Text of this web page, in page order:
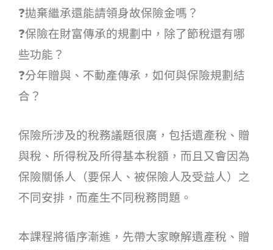
❓拋棄繼承還能請領身故保險金嗎？
❓保險在財富傳承的規劃中，除了節稅還有哪
些功能？
❓分年贈與、不動產傳承，如何與保險規劃結
合？
保險所涉及的稅務議題很廣，包括遺產稅、贈
與稅、所得稅及所得基本稅額，而且又會因為
保險關係人（要保人、被保險人及受益人）之
不同安排，而產生不同稅務問題。
本課程將循序漸進，先帶大家瞭解遺產稅、贈